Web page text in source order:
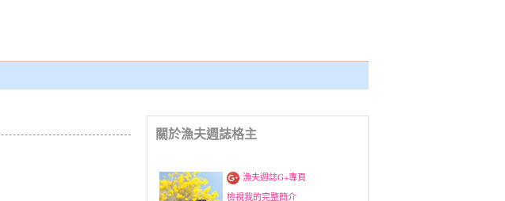
關於漁夫週誌格主
漁夫週誌G+專頁
檢視我的完整簡介